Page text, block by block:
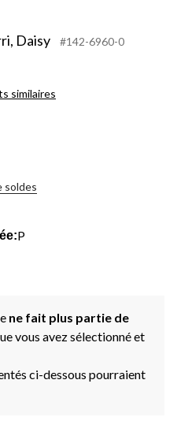
Daisy #142-6960-0
similaires
soldes
P
ne fait plus partie de
vous avez sélectionné et
ci-dessous pourraient